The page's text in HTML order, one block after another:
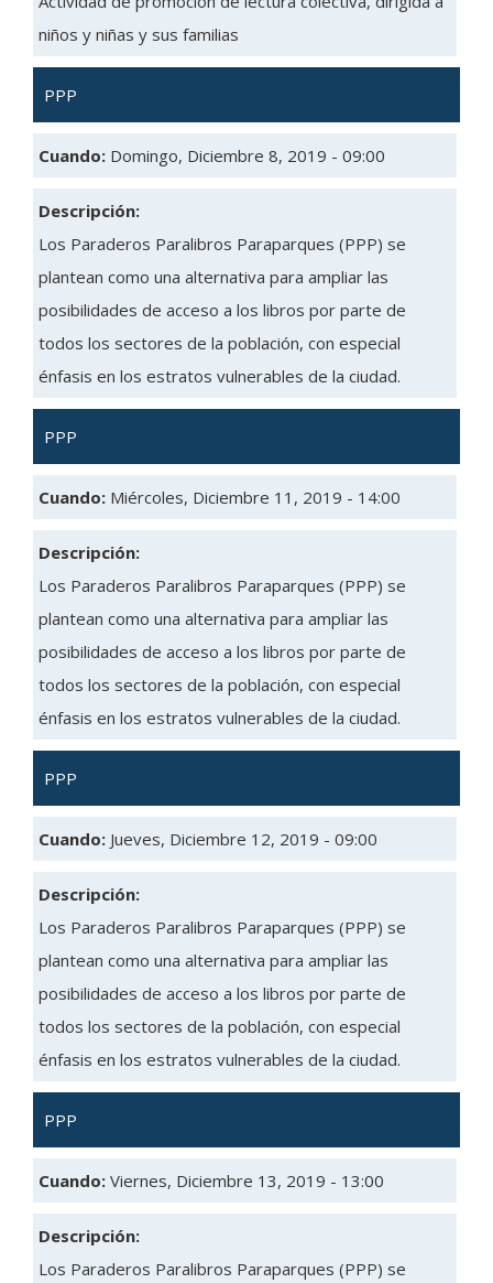
niños y niñas y sus familias
PPP
Cuando: Domingo, Diciembre 8, 2019 - 09:00
Descripción:
Los Paraderos Paralibros Paraparques (PPP) se
plantean como una alternativa para ampliar las
posibilidades de acceso a los libros por parte de
todos los sectores de la población, con especial
énfasis en los estratos vulnerables de la ciudad.
PPP
Cuando: Miércoles, Diciembre 11, 2019 - 14:00
Descripción:
Los Paraderos Paralibros Paraparques (PPP) se
plantean como una alternativa para ampliar las
posibilidades de acceso a los libros por parte de
todos los sectores de la población, con especial
énfasis en los estratos vulnerables de la ciudad.
PPP
Cuando: Jueves, Diciembre 12, 2019 - 09:00
Descripción:
Los Paraderos Paralibros Paraparques (PPP) se
plantean como una alternativa para ampliar las
posibilidades de acceso a los libros por parte de
todos los sectores de la población, con especial
énfasis en los estratos vulnerables de la ciudad.
PPP
Cuando: Viernes, Diciembre 13, 2019 - 13:00
Descripción:
Los Paraderos Paralibros Paraparques (PPP) se